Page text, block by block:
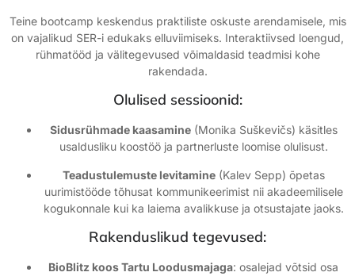
Teine bootcamp keskendus praktiliste oskuste arendamisele, mis
on vajalikud SER-i edukaks elluviimiseks. Interaktiivsed loengud,
rühmatööd ja välitegevused võimaldasid teadmisi kohe
rakendada.
Olulised sessioonid:
Sidusrühmade kaasamine(Monika Suškevičs) käsitles
usaldusliku koostöö ja partnerluste loomise olulisust.
Teadustulemuste levitamine(Kalev Sepp) õpetas
uurimistööde tõhusat kommunikeerimist nii akadeemilisele
kogukonnale kui ka laiema avalikkuse ja otsustajate jaoks.
Rakenduslikud tegevused:
BioBlitz koos Tartu Loodusmajaga: osalejad võtsid osa